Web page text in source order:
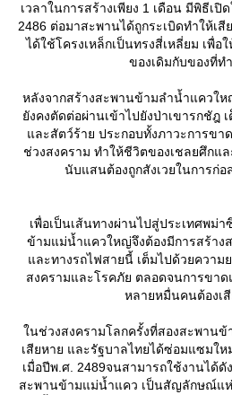
เวลาในการสร้างเพียง 1 เดือน มีพิธีเ
2486 ต่อมาสะพานได้ถูกระเบิดทำให้เ
ได้ใช้โครงเหล็กเป็นทรงสี่เหลี่ยม เพื่อ
ของเดิมกับของที่ท
หลังจากสร้างสะพานข้ามลำน้ำแควให
งคงตัดต่อผ่านเข้าไปยังป่าเขารกชัฎ
ละสัตว์ร้าย ประกอบทั้งภาวะการขา
ช่วงสงคราม ทำให้ชีวิตของเชลยศึกแ
นับแสนต้องถูกสังเวยในการก่อ
เพื่อเป็นเส้นทางผ่านไปสู่ประเทศพม่
ข้ามแม่น้ำแควใหญ่จึงต้องมีการสร้าง
ละทางรถไฟสายนี้ เต็มไปด้วยความ
สงครามและโรคภัย ตลอดจนการขา
หลายหมื่นคนต้องเ
นช่วงสงครามโลกครั้งที่สองสะพานข้
เสียหาย และรัฐบาลไทยได้ซ่อมแซมใ
เมื่อปีพ.ศ. 2489จนสามารถใช้งานได้ดั
สะพานข้ามแม่น้ำแคว เป็นสัญลักษณ์แ